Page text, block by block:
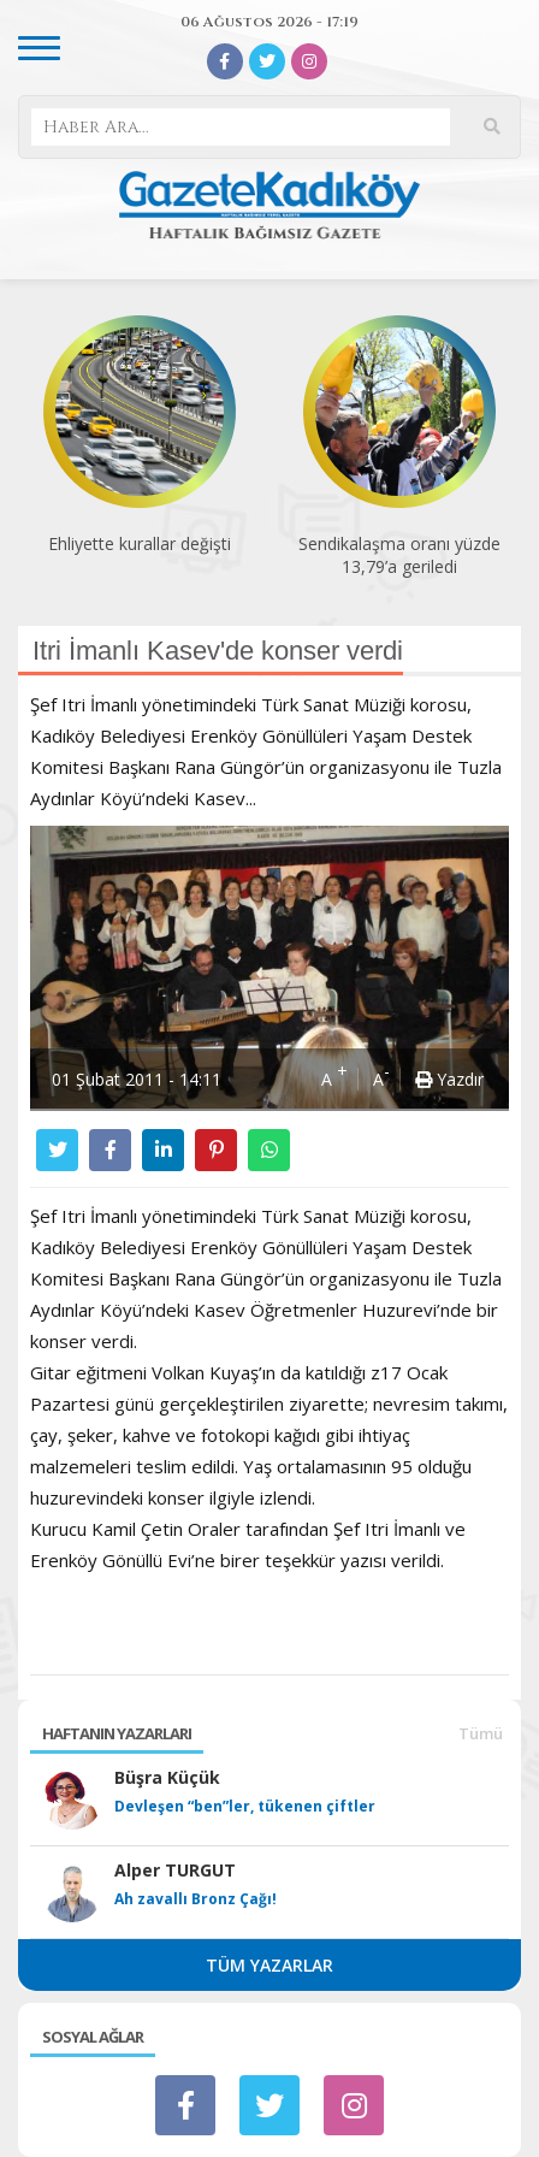
06 Ağustos 2026 - 17:19
Ehliyette kurallar değişti
Sendikalaşma oranı yüzde
13,79’a geriledi
Itri İmanlı Kasev'de konser verdi
Şef Itri İmanlı yönetimindeki Türk Sanat Müziği korosu,
Kadıköy Belediyesi Erenköy Gönüllüleri Yaşam Destek
Komitesi Başkanı Rana Güngör’ün organizasyonu ile Tuzla
Aydınlar Köyü’ndeki Kasev...
01 Şubat 2011 - 14:11 A+ A- Yazdır
Şef Itri İmanlı yönetimindeki Türk Sanat Müziği korosu,
Kadıköy Belediyesi Erenköy Gönüllüleri Yaşam Destek
Komitesi Başkanı Rana Güngör’ün organizasyonu ile Tuzla
Aydınlar Köyü’ndeki Kasev Öğretmenler Huzurevi’nde bir
konser verdi.
Gitar eğitmeni Volkan Kuyaş’ın da katıldığı z17 Ocak
Pazartesi günü gerçekleştirilen ziyarette; nevresim takımı,
çay, şeker, kahve ve fotokopi kağıdı gibi ihtiyaç
malzemeleri teslim edildi. Yaş ortalamasının 95 olduğu
huzurevindeki konser ilgiyle izlendi.
Kurucu Kamil Çetin Oraler tarafından Şef Itri İmanlı ve
Erenköy Gönüllü Evi’ne birer teşekkür yazısı verildi.
HAFTANIN YAZARLARI Tümü
Büşra Küçük
Devleşen “ben”ler, tükenen çiftler
Alper TURGUT
Ah zavallı Bronz Çağı!
TÜM YAZARLAR
SOSYAL AĞLAR